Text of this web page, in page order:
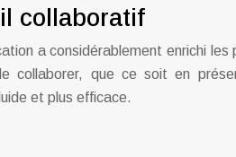
collaboratif
a considérablement enrichi
collaborer, que ce soit en
et plus efficace.